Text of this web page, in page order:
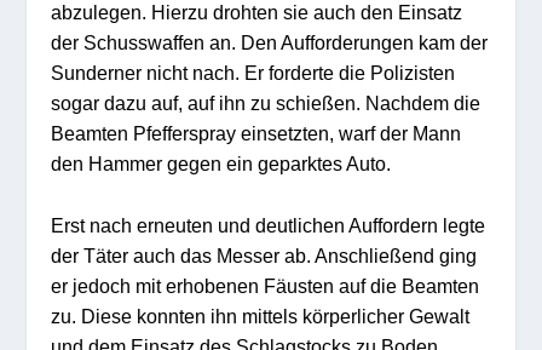
abzulegen. Hierzu drohten sie auch den Einsatz
der Schusswaffen an. Den Aufforderungen kam der
Sunderner nicht nach. Er forderte die Polizisten
sogar dazu auf, auf ihn zu schießen. Nachdem die
Beamten Pfefferspray einsetzten, warf der Mann
den Hammer gegen ein geparktes Auto.
Erst nach erneuten und deutlichen Auffordern legte
der Täter auch das Messer ab. Anschließend ging
er jedoch mit erhobenen Fäusten auf die Beamten
zu. Diese konnten ihn mittels körperlicher Gewalt